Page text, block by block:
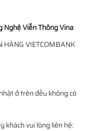
Nghệ Viễn Thông Vina
HÀNG VIETCOMBANK
ở trên đều không có
khách vui lòng liên hệ: